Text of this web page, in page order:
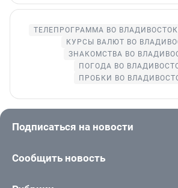
ТЕЛЕПРОГРАММА ВО
КУРСЫ ВАЛЮТ ВО
ЗНАКОМСТВА ВО
ПОГОДА ВО
ПРОБКИ ВО
Подписаться на новости
Сообщить новость